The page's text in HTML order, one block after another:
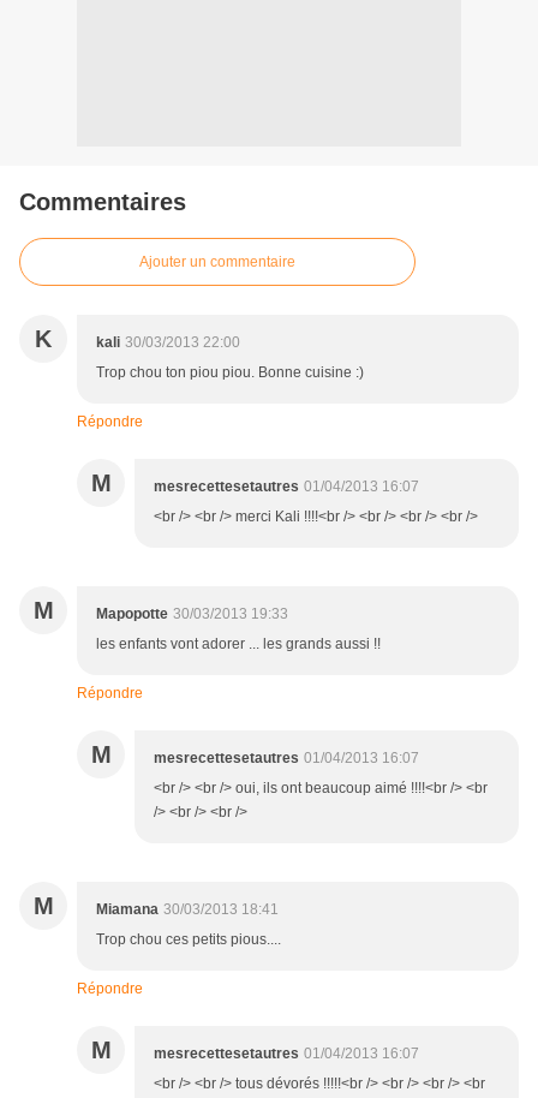
Commentaires
Ajouter un commentaire
K kali 30/03/2013 22:00
Trop chou ton piou piou. Bonne cuisine :)
Répondre
M mesrecettesetautres 01/04/2013 16:07
<br /> <br /> merci Kali !!!!<br /> <br /> <br /> <br />
M Mapopotte 30/03/2013 19:33
les enfants vont adorer ... les grands aussi !!
Répondre
M mesrecettesetautres 01/04/2013 16:07
<br /> <br /> oui, ils ont beaucoup aimé !!!!<br /> <br
/> <br /> <br />
M Miamana 30/03/2013 18:41
Trop chou ces petits pious....
Répondre
M mesrecettesetautres 01/04/2013 16:07
<br /> <br /> tous dévorés !!!!!<br /> <br /> <br /> <br